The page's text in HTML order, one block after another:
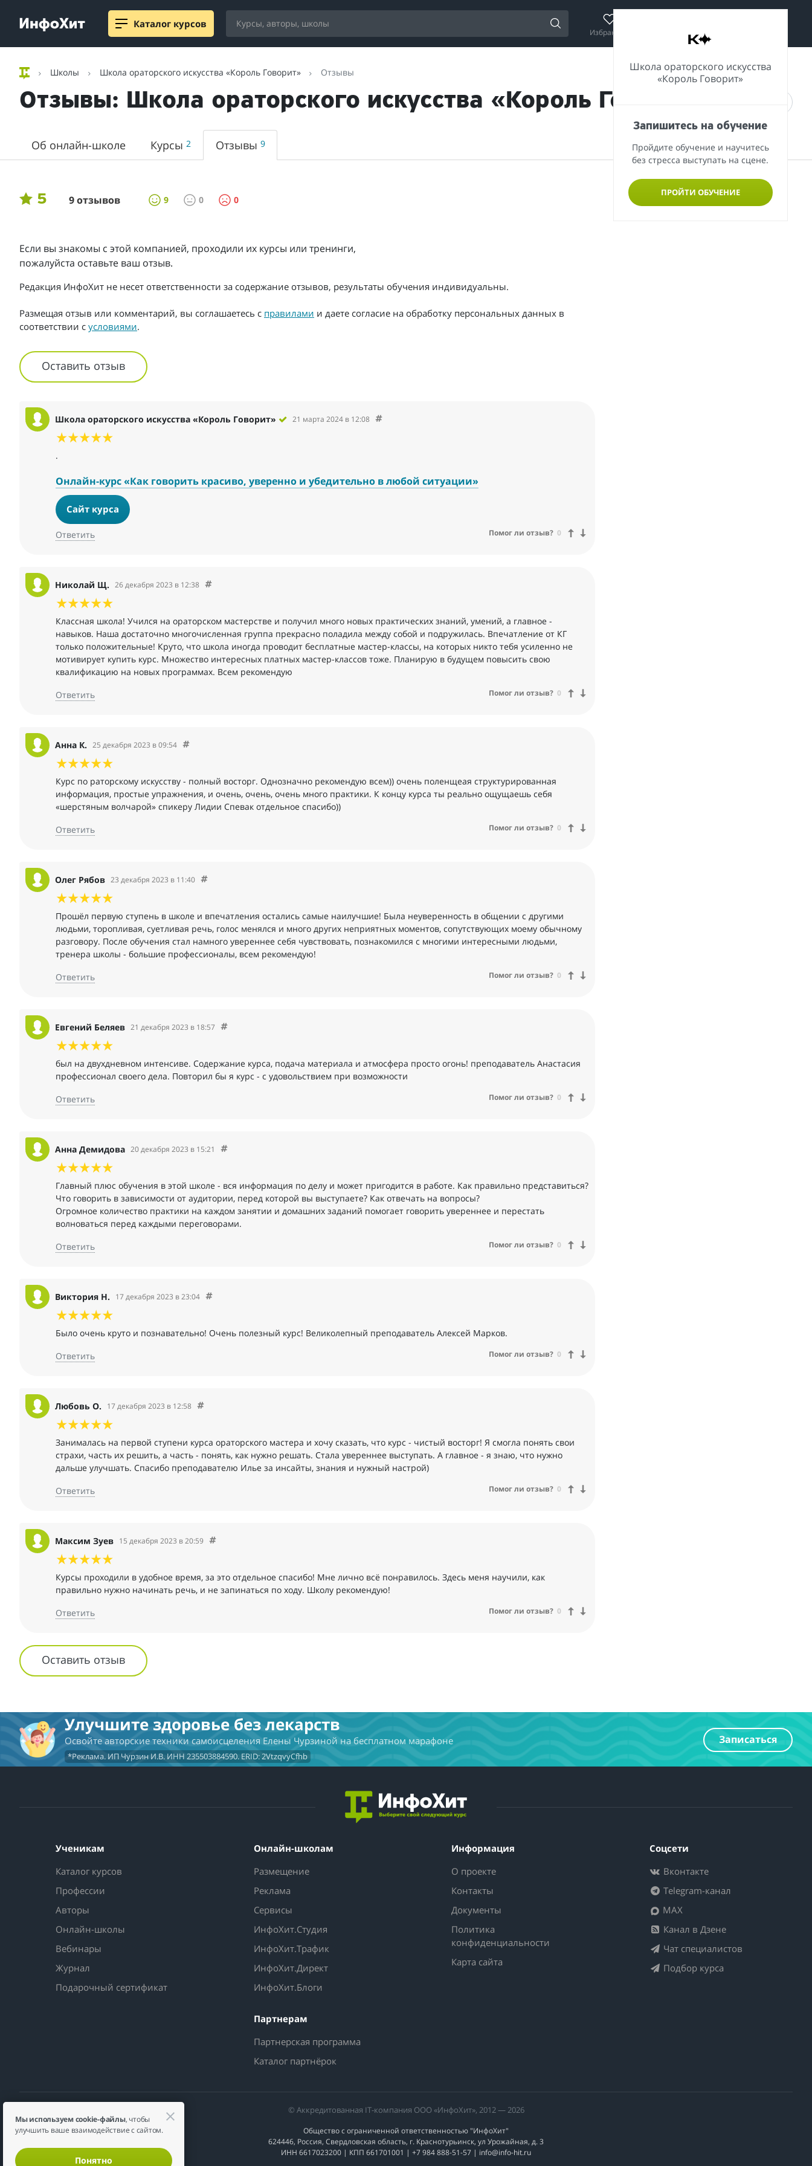
Каталог курсов
Избранное
Школы Школа ораторского искусства «Король Говорит» Отзывы
Отзывы: Школа ораторского искусства «Король Говорит»
Об онлайн-школе Курсы2 Отзывы 9
5 9 отзывов 9 0 0
Если вы знакомы с этой компанией, проходили их курсы или тренинги,
пожалуйста оставьте ваш отзыв.
Редакция ИнфоХит не несет ответственности за содержание отзывов, результаты обучения индивидуальны.
Размещая отзыв или комментарий, вы соглашаетесь с правилами и даете согласие на обработку персональных данных в
соответствии с условиями.
Оставить отзыв
Школа ораторского искусства «Король Говорит» 21 марта 2024 в 12:08
.
Онлайн-курс «Как говорить красиво, уверенно и убедительно в любой ситуации»
Сайт курса
Ответить Помог ли отзыв? 0
Николай Щ. 26 декабря 2023 в 12:38
Классная школа! Учился на ораторском мастерстве и получил много новых практических знаний, умений, а главное -
навыков. Наша достаточно многочисленная группа прекрасно поладила между собой и подружилась. Впечатление от КГ
только положительные! Круто, что школа иногда проводит бесплатные мастер-классы, на которых никто тебя усиленно не
мотивирует купить курс. Множество интересных платных мастер-классов тоже. Планирую в будущем повысить свою
квалификацию на новых программах. Всем рекомендую
Ответить
Помог ли отзыв? 0
Анна К. 25 декабря 2023 в 09:54
Курс по раторскому искусству - полный восторг. Однозначно рекомендую всем)) очень поленщеая структурированная
информация, простые упражнения, и очень, очень, очень много практики. К концу курса ты реально ощущаешь себя
«шерстяным волчарой» спикеру Лидии Спевак отдельное спасибо))
Ответить
Помог ли отзыв? 0
Олег Рябов 23 декабря 2023 в 11:40
Прошёл первую ступень в школе и впечатления остались самые наилучшие! Была неуверенность в общении с другими
людьми, торопливая, суетливая речь, голос менялся и много других неприятных моментов, сопутствующих моему обычному
разговору. После обучения стал намного увереннее себя чувствовать, познакомился с многими интересными людьми,
тренера школы - большие профессионалы, всем рекомендую!
Ответить
Помог ли отзыв? 0
Евгений Беляев 21 декабря 2023 в 18:57
был на двухдневном интенсиве. Содержание курса, подача материала и атмосфера просто огонь! преподаватель Анастасия
профессионал своего дела. Повторил бы я курс - с удовольствием при возможности
Ответить
Помог ли отзыв? 0
Анна Демидова 20 декабря 2023 в 15:21
Главный плюс обучения в этой школе - вся информация по делу и может пригодится в работе. Как правильно представиться?
Что говорить в зависимости от аудитории, перед которой вы выступаете? Как отвечать на вопросы?
Огромное количество практики на каждом занятии и домашних заданий помогает говорить увереннее и перестать
волноваться перед каждыми переговорами.
Ответить
Помог ли отзыв? 0
Виктория Н. 17 декабря 2023 в 23:04
Было очень круто и познавательно! Очень полезный курс! Великолепный преподаватель Алексей Марков.
Ответить
Помог ли отзыв? 0
Любовь О. 17 декабря 2023 в 12:58
Занималась на первой ступени курса ораторского мастера и хочу сказать, что курс - чистый восторг! Я смогла понять свои
страхи, часть их решить, а часть - понять, как нужно решать. Стала увереннее выступать. А главное - я знаю, что нужно
дальше улучшать. Спасибо преподавателю Илье за инсайты, знания и нужный настрой)
Ответить
Помог ли отзыв? 0
Максим Зуев 15 декабря 2023 в 20:59
Курсы проходили в удобное время, за это отдельное спасибо! Мне лично всё понравилось. Здесь меня научили, как
правильно нужно начинать речь, и не запинаться по ходу. Школу рекомендую!
Ответить
Помог ли отзыв? 0
Оставить отзыв
Школа ораторского искусства
«Король Говорит»
Запишитесь на обучение
Пройдите обучение и научитесь
без стресса выступать на сцене.
ПРОЙТИ ОБУЧЕНИЕ
Улучшите здоровье без лекарств
Освойте авторские техники самоисцеления Елены Чурзиной на бесплатном марафоне
*Реклама. ИП Чурзин И.В. ИНН 235503884590. ERID: 2VtzqvyCfhb
Записаться
Ученикам
Каталог курсов
Профессии
Авторы
Онлайн-школы
Вебинары
Журнал
Подарочный сертификат
Онлайн-школам
Размещение
Реклама
Сервисы
ИнфоХит.Студия
ИнфоХит.Трафик
ИнфоХит.Директ
ИнфоХит.Блоги
Партнерам
Партнерская программа
Каталог партнёрок
Информация
О проекте
Контакты
Документы
Политика
конфиденциальности
Карта сайта
Соцсети
Вконтакте
Telegram-канал
MAX
Канал в Дзене
Чат специалистов
Подбор курса
© Аккредитованная IT-компания ООО «ИнфоХит», 2012 — 2026
Общество с ограниченной ответственностью "ИнфоХит"
624446, Россия, Свердловская область, г. Краснотурьинск, ул Урожайная, д. 3
ИНН 6617023200 | КПП 661701001 | +7 984 888-51-57 | info@info-hit.ru
Мы используем cookie-файлы, чтобы
улучшить ваше взаимодействие с сайтом.
Понятно